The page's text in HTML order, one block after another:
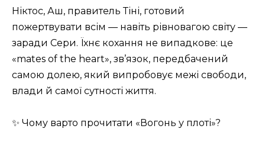
Ніктос, Аш, правитель Тіні, готовий
пожертвувати всім — навіть рівновагою світу —
заради Сери. Їхнє кохання не випадкове: це
«mates of the heart», зв’язок, передбачений
самою долею, який випробовує межі свободи,
влади й самої сутності життя.
✨ Чому варто прочитати «Вогонь у плоті»?